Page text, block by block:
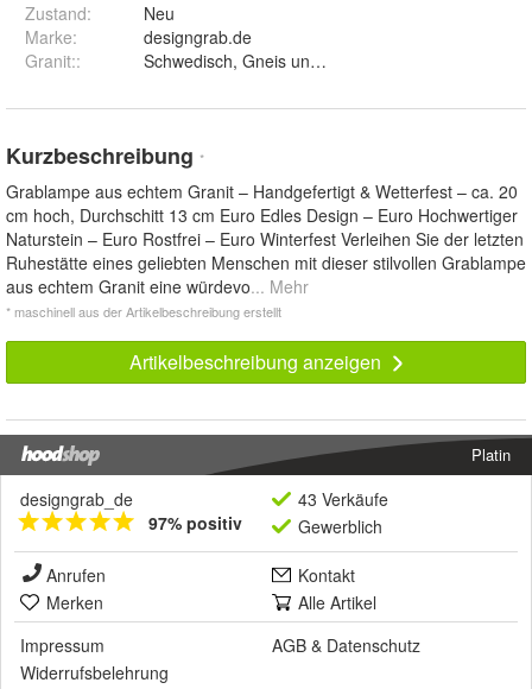
Zustand:
Neu
Marke:
designgrab.de
Granit:: Schwedisch, Gneis und Orion
Kurzbeschreibung *
Grablampe aus echtem Granit – Handgefertigt & Wetterfest – ca. 20
cm hoch, Durchschitt 13 cm Euro Edles Design – Euro Hochwertiger
Naturstein – Euro Rostfrei – Euro Winterfest Verleihen Sie der letzten
Ruhestätte eines geliebten Menschen mit dieser stilvollen Grablampe
aus echtem Granit eine würdevo... Mehr
* maschinell aus der Artikelbeschreibung erstellt
Artikelbeschreibung anzeigen
Platin
designgrab_de
97% positiv
43 Verkäufe
Gewerblich
Anrufen
Kontakt
Merken
Alle Artikel
Impressum
AGB & Datenschutz
Widerrufsbelehrung